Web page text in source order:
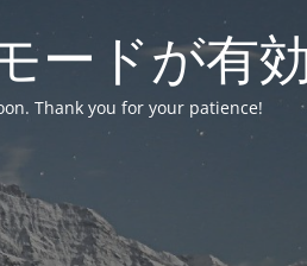
ードが有
Thank you for your patience!